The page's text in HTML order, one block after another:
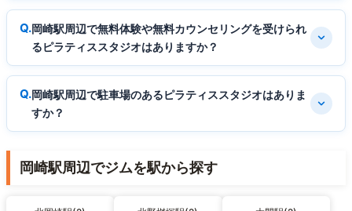
岡崎駅周辺で無料体験や無料カウンセリングを受けられ
るピラティススタジオはありますか？
岡崎駅周辺で駐車場のあるピラティススタジオはありま
すか？
岡崎駅周辺でジムを駅から探す